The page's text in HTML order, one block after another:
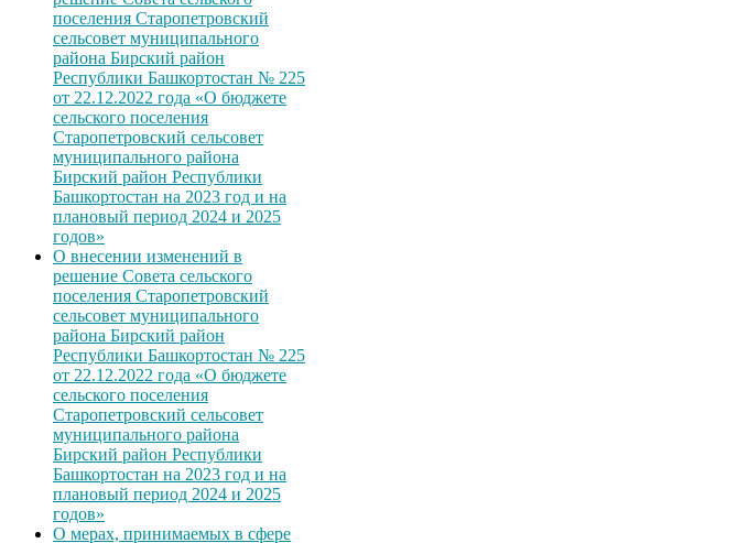
поселения Старопетровский
сельсовет муниципального
района Бирский район
Республики Башкортостан № 225
от 22.12.2022 года «О бюджете
сельского поселения
Старопетровский сельсовет
муниципального района
Бирский район Республики
Башкортостан на 2023 год и на
плановый период 2024 и 2025
годов»
О внесении изменений в
решение Совета сельского
поселения Старопетровский
сельсовет муниципального
района Бирский район
Республики Башкортостан № 225
от 22.12.2022 года «О бюджете
сельского поселения
Старопетровский сельсовет
муниципального района
Бирский район Республики
Башкортостан на 2023 год и на
плановый период 2024 и 2025
годов»
О мерах, принимаемых в сфере